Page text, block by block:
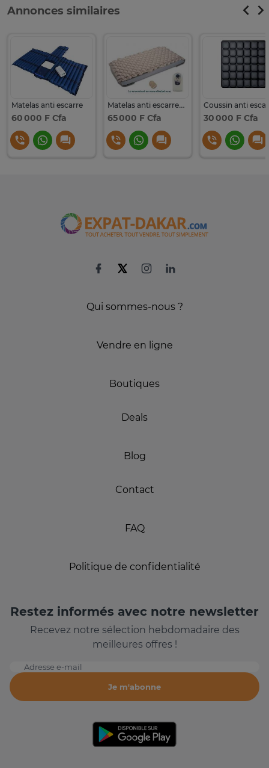
Annonces similaires
Matelas anti escarre
60 000 F Cfa
Matelas anti escarres électriques
65 000 F Cfa
Coussin anti
30 000 F Cfa
Qui sommes-nous ?
Vendre en ligne
Boutiques
Deals
Blog
Contact
FAQ
Politique de confidentialité
Restez informés avec notre newsletter
Recevez notre sélection hebdomadaire des
meilleures offres !
Adresse e-mail
Je m'abonne